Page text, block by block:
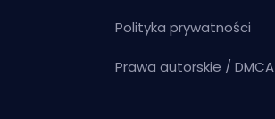
Polityka prywatności
Prawa autorskie / DMCA